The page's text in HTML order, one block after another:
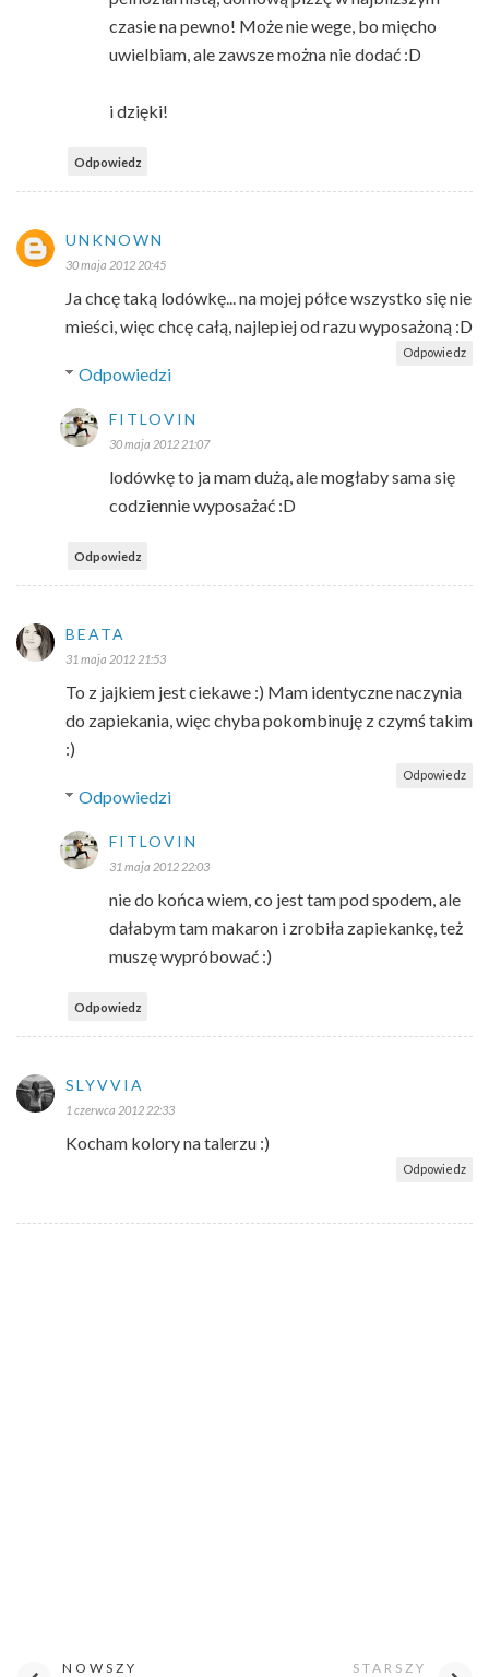
czasie na pewno! Może nie wege, bo mięcho
uwielbiam, ale zawsze można nie dodać :D
i dzięki!
Odpowiedz
UNKNOWN
30 maja 2012 20:45
Ja chcę taką lodówkę... na mojej półce wszystko się nie
mieści, więc chcę całą, najlepiej od razu wyposażoną :D
Odpowiedz
Odpowiedzi
FITLOVIN
30 maja 2012 21:07
lodówkę to ja mam dużą, ale mogłaby sama się
codziennie wyposażać :D
Odpowiedz
BEATA
31 maja 2012 21:53
To z jajkiem jest ciekawe :) Mam identyczne naczynia
do zapiekania, więc chyba pokombinuję z czymś takim
:)
Odpowiedz
Odpowiedzi
FITLOVIN
31 maja 2012 22:03
nie do końca wiem, co jest tam pod spodem, ale
dałabym tam makaron i zrobiła zapiekankę, też
muszę wypróbować :)
Odpowiedz
SLYVVIA
1 czerwca 2012 22:33
Kocham kolory na talerzu :)
Odpowiedz
NOWSZY STARSZY